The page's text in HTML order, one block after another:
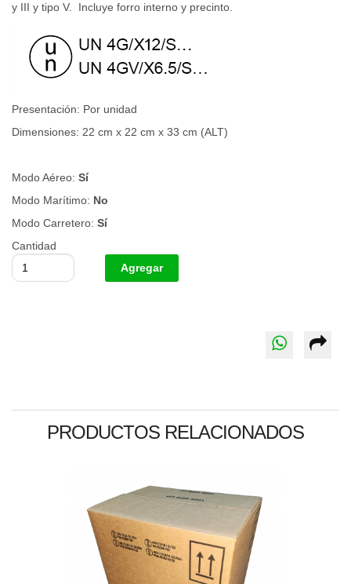
y III y tipo V. Incluye forro interno y precinto.
Presentación: Por unidad
Dimensiones: 22 cm x 22 cm x 33 cm (ALT)
Modo Aéreo: Sí
Modo Marítimo: No
Modo Carretero: Sí
Cantidad
PRODUCTOS RELACIONADOS